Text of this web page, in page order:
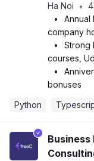
Ha Noi
•
•
Annual
company
•
Strong
courses,
•
bonuses
Python
Business